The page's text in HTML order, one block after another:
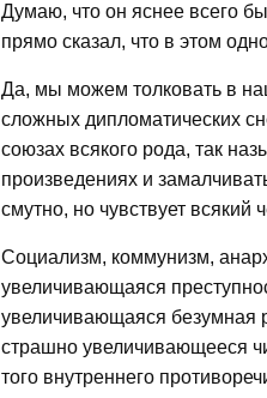
Думаю, что он яснее всего
прямо сказал, что в этом
Да, мы можем толковать в
сложных дипломатических
союзах всякого рода, так
произведениях и
смутно, но чувствует всякий
Социализм, коммунизм,
увеличивающаяся
увеличивающаяся безумная
страшно увеличивающееся
того внутреннего